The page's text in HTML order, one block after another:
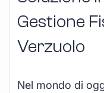
Gestione
Verzuolo
Nel mondo di